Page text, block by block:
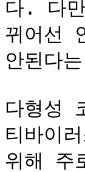
다. 다
뀌어선
안된다
다형성
티바이
위해 주